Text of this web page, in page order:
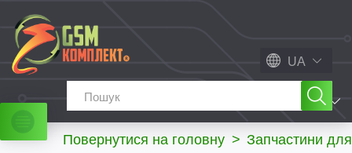
UA
МЕНЮ
Повернутися на головну > Запчастини для